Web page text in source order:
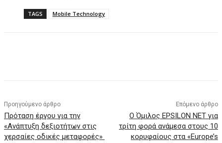
TAGS Mobile Technology
Προηγούμενο άρθρο
Πρόταση έργου για την
«Ανάπτυξη δεξιοτήτων στις
χερσαίες οδικές μεταφορές»
Επόμενο άρθρο
Ο Όμιλος EPSILON NET για
τρίτη φορά ανάμεσα στους 10
κορυφαίους στα «Europe’s